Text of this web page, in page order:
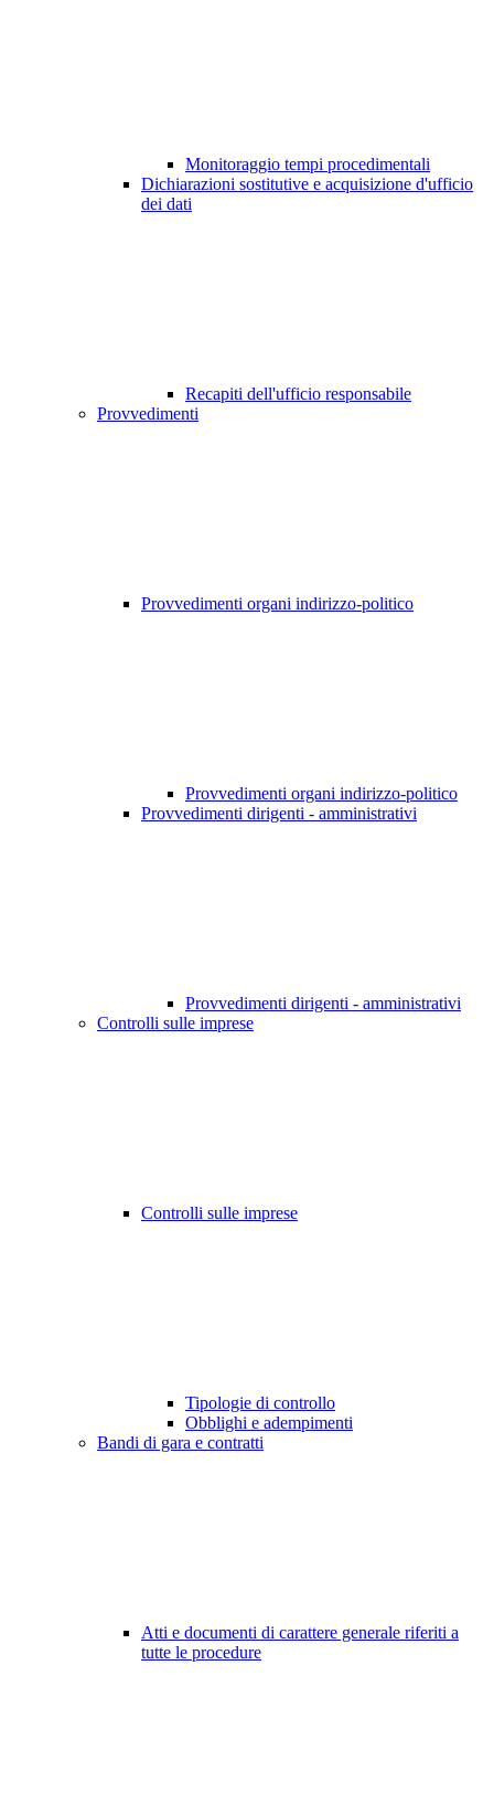
Monitoraggio tempi procedimentali
Dichiarazioni sostitutive e acquisizione d'ufficio
dei dati
Recapiti dell'ufficio responsabile
Provvedimenti
Provvedimenti organi indirizzo-politico
Provvedimenti organi indirizzo-politico
Provvedimenti dirigenti - amministrativi
Provvedimenti dirigenti - amministrativi
Controlli sulle imprese
Controlli sulle imprese
Tipologie di controllo
Obblighi e adempimenti
Bandi di gara e contratti
Atti e documenti di carattere generale riferiti a
tutte le procedure